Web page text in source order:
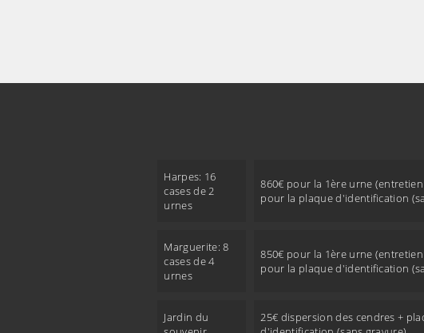
Harpes: 16
cases de 2
urnes
860€ pour la 1ère urne
pour la plaque d'identification
Marguerite: 8
cases de 4
urnes
850€ pour la 1ère urne
pour la plaque d'identification
Jardin du
25€ dispersion des cendres +